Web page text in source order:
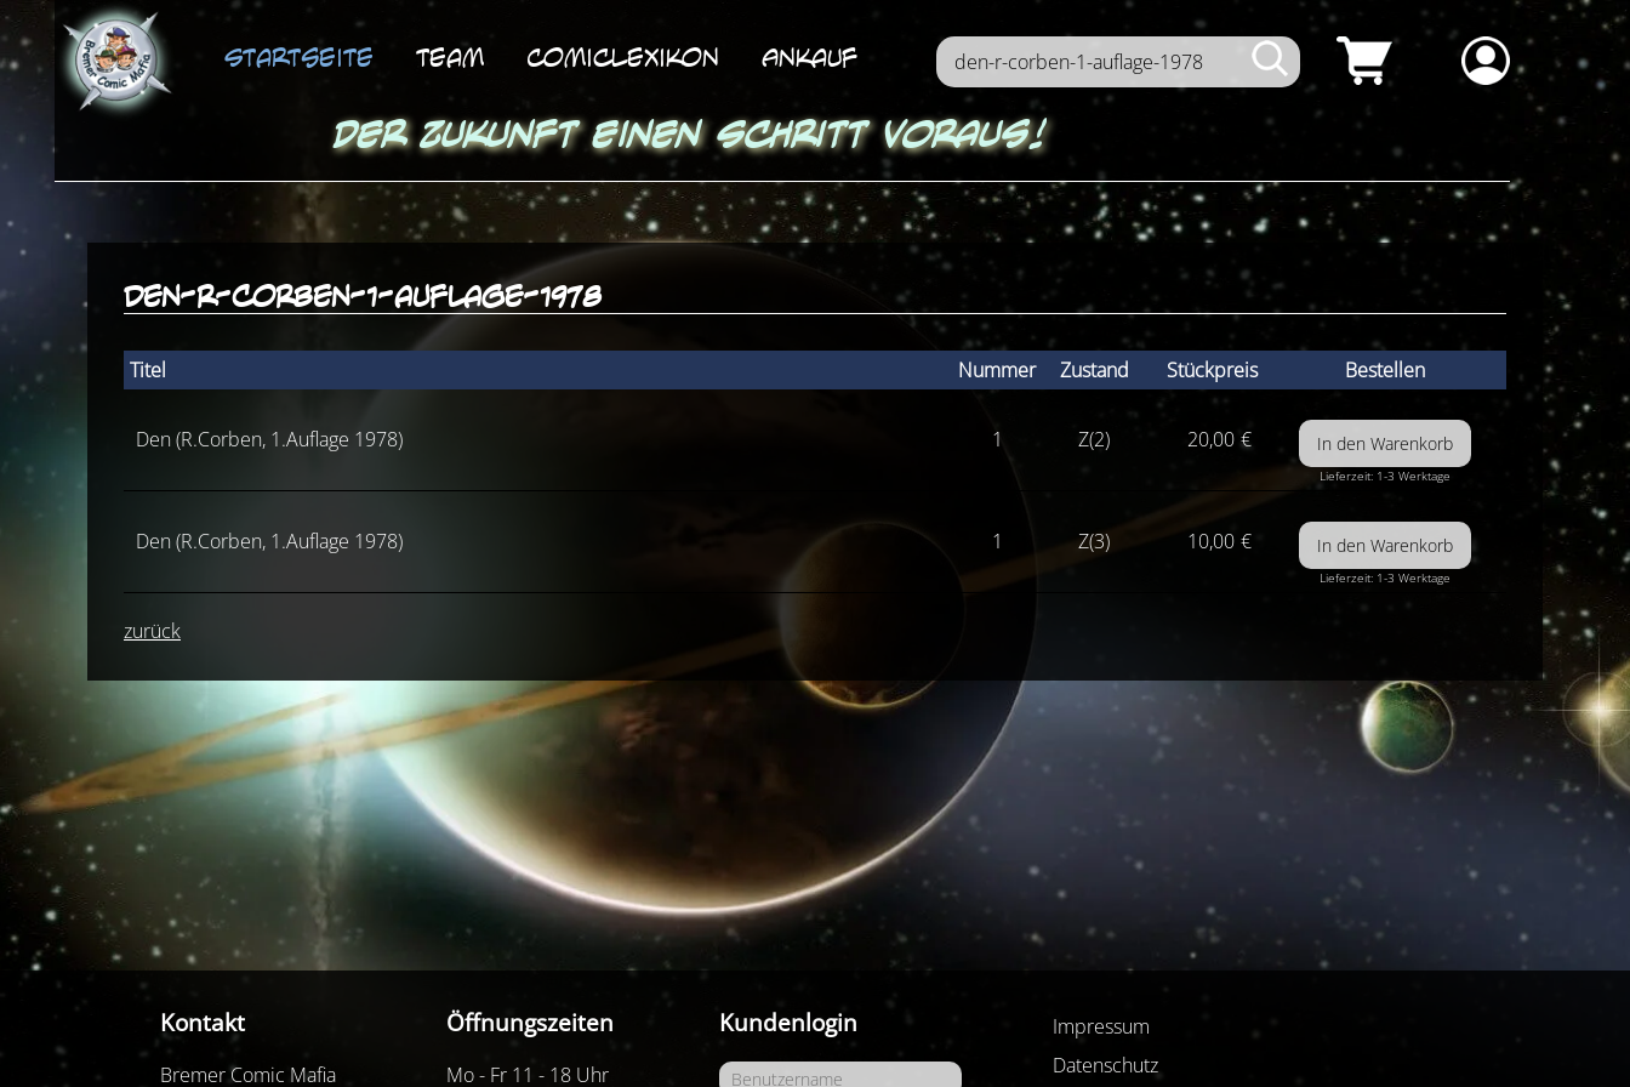
Startseite Team ComicLexikon Ankauf
Der Zukunft einen Schritt voraus!
den-r-corben-1-auflage-1978
Titel Nummer Zustand Stückpreis Bestellen
Den (R.Corben, 1.Auflage 1978) 1 Z(2) 20,00 €
Lieferzeit: 1-3 Werktage
Den (R.Corben, 1.Auflage 1978) 1 Z(3) 10,00 €
Lieferzeit: 1-3 Werktage
zurück
Kontakt
Bremer Comic Mafia
Öffnungszeiten
Mo - Fr 11 - 18 Uhr
Kundenlogin
Impressum
Datenschutz